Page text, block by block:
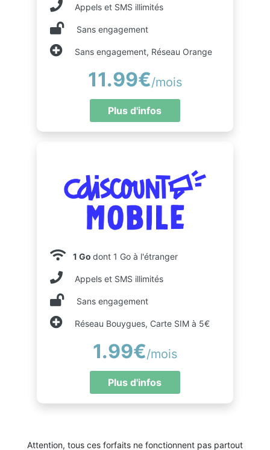
Appels et SMS illimités
Sans engagement
Sans engagement, Réseau Orange
11.99€/mois
Plus d'infos
1 Go dont 1 Go à l'étranger
Appels et SMS illimités
Sans engagement
Réseau Bouygues, Carte SIM à 5€
1.99€/mois
Plus d'infos
Attention, tous ces forfaits ne fonctionnent pas partout